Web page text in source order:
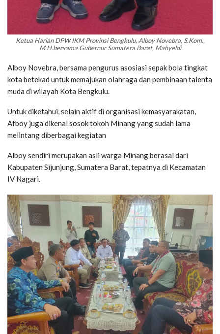
Ketua Harian DPW IKM Provinsi Bengkulu, Alboy Novebra, S.Kom.,
M.H.bersama Gubernur Sumatera Barat, Mahyeldi
Alboy Novebra, bersama pengurus asosiasi sepak bola tingkat
kota betekad untuk memajukan olahraga dan pembinaan talenta
muda di wilayah Kota Bengkulu.
Untuk diketahui, selain aktif di organisasi kemasyarakatan,
Afboy juga dikenal sosok tokoh Minang yang sudah lama
melintang diberbagai kegiatan
Alboy sendiri merupakan asli warga Minang berasal dari
Kabupaten Sijunjung, Sumatera Barat, tepatnya di Kecamatan
IV Nagari.